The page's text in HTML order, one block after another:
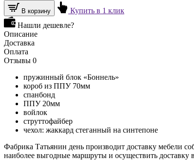
В корзину
Купить в 1 клик
Нашли дешевле?
Описание
Доставка
Оплата
Отзывы 0
пружинный блок «Боннель»
короб из ППУ 70мм
спанбонд
ППУ 20мм
войлок
струттофайбер
чехол: жаккард стеганный на синтепоне
Фабрика Татьянин день производит доставку мебели
наиболее выгодные маршруты и осуществить доставку